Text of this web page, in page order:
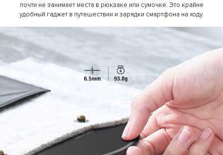
почти не занимает места в рюкзаке или сумочке. Это крайне
удобный гаджет в путешествии и зарядки смартфона на ходу.